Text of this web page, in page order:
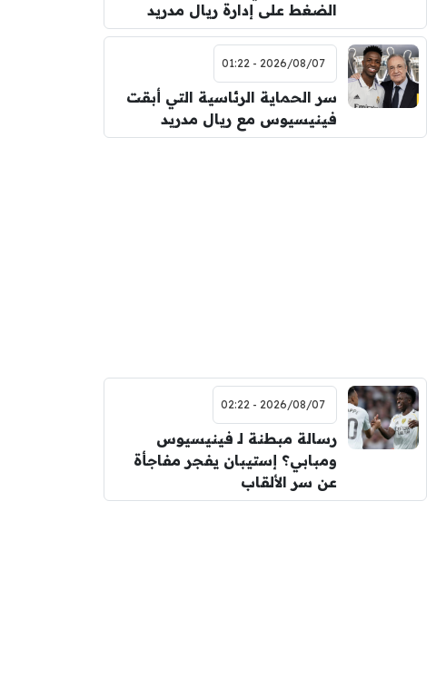
الضغط على إدارة ريال مدريد
2026/08/07 - 01:22
سر الحماية الرئاسية التي أبقت
فينيسيوس مع ريال مدريد
2026/08/07 - 02:22
رسالة مبطنة لـ فينيسيوس
ومبابي؟ إستيبان يفجر مفاجأة
عن سر الألقاب